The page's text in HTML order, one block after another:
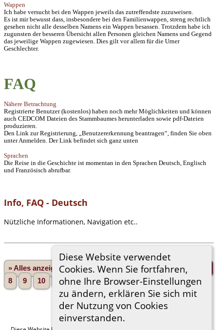
Diese Website verwendet
Cookies. Wenn Sie fortfahren,
ohne Ihre Browser-Einstellungen
zu ändern, erklären Sie sich mit
der Nutzung von Cookies
einverstanden.
Wappen
Ich habe versucht bei den Wappen jeweils das zutreffendste zuzuweisen.
Es ist mir bewusst dass, insbesondere bei den Familienwappen, streng rechtlich
gesehen nicht alle desselben Namens ein Wappen besassen. Trotzdem habe ich
zugunsten der besseren Übersicht allen Personen gleichen Namens und Gegend
das jeweilige Wappen zugewiesen. Dies gilt vor allem für die Urner
Geschlechter.
FAQ
Nähere Betrachtung
Registrierte Benutzer (kostenlos) haben noch mehr Möglichkeiten und können
auch CEDCOM Dateien des Stammbaumes herunterladen sowie pdf-Dateien
produzieren.
Den Link zur Registrierung, „Benutzererkennung beantragen“, finden Sie oben
unter Anmelden. Der Link befindet sich ganz unten
Sprachen
Die Reise in die Geschichte ist momentan in den Sprachen Deutsch, Englisch
und Französisch abrufbar.
Info, FAQ - Deutsch
Nützliche Informationen, Navigation etc..
» Alles anzeigen «Zurück «1 ... 3 4 5
8
9 10 11 ... 18» Vorwärts»